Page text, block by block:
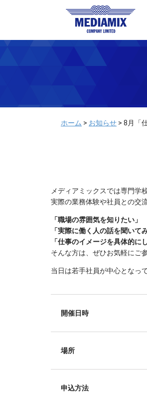
ホーム > お知らせ > 8月「
メディアミックスでは専門学
実際の業務体験や社員との交
「職場の雰囲気を知りたい」
「実際に働く人の話を聞いて
「仕事のイメージを具体的に
そんな方は、ぜひお気軽にご
当日は若手社員が中心となっ
開催日時
場所
申込方法